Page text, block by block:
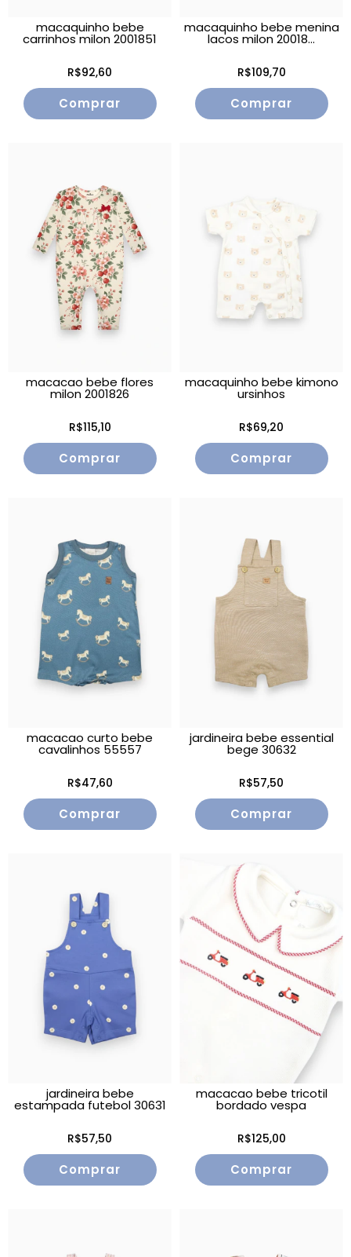
macaquinho bebe
carrinhos milon 2001851
R$92,60
Comprar
macaquinho bebe menina
lacos milon 20018...
R$109,70
Comprar
macacao bebe flores
milon 2001826
R$115,10
Comprar
macaquinho bebe kimono
ursinhos
R$69,20
Comprar
macacao curto bebe
cavalinhos 55557
R$47,60
Comprar
jardineira bebe essential
bege 30632
R$57,50
Comprar
jardineira bebe
estampada futebol 30631
R$57,50
Comprar
macacao bebe tricotil
bordado vespa
R$125,00
Comprar